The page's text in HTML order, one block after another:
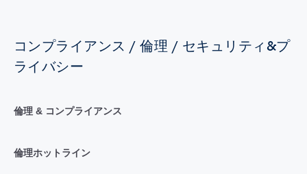
コンプライアンス / 倫理 / セキュリティ&プ
ライバシー
倫理 & コンプライアンス
倫理ホットライン